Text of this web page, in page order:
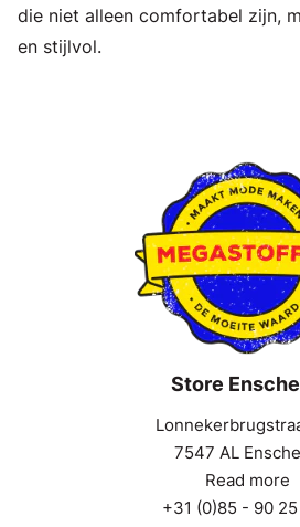
die niet alleen comfortabel zijn,
en stijlvol.
Store
7547 AL
Read more
+31 (0)85 - 90